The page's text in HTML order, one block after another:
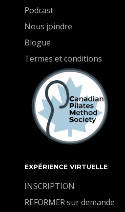
Podcast
Nous joindre
Blogue
Termes et conditions
EXPÉRIENCE VIRTUELLE
INSCRIPTION
REFORMER sur demande